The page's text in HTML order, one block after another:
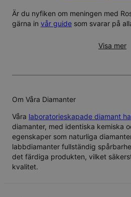
Visa mer
Är du nyfiken om meningen med
gärna in vår guide som svarar på
Om Våra Diamanter
Våra laboratorieskapade diamant
diamanter, med identiska kemiska
egenskaper som naturliga
labbdiamanter fullständig
det färdiga produkten, vilket
kvalitet.